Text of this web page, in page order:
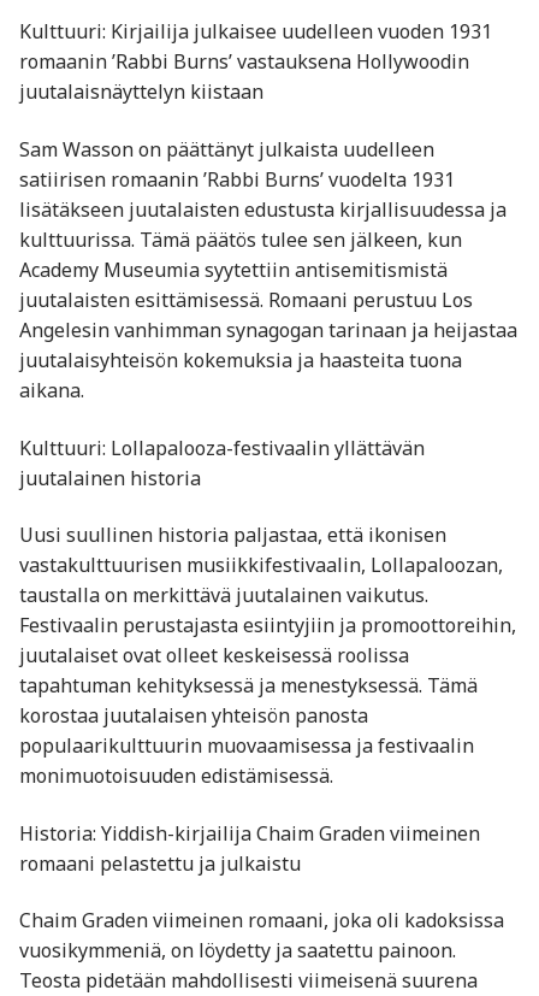
Kulttuuri: Kirjailija julkaisee uudelleen vuoden 1931
romaanin ’Rabbi Burns’ vastauksena Hollywoodin
juutalaisnäyttelyn kiistaan
Sam Wasson on päättänyt julkaista uudelleen
satiirisen romaanin ’Rabbi Burns’ vuodelta 1931
lisätäkseen juutalaisten edustusta kirjallisuudessa ja
kulttuurissa. Tämä päätös tulee sen jälkeen, kun
Academy Museumia syytettiin antisemitismistä
juutalaisten esittämisessä. Romaani perustuu Los
Angelesin vanhimman synagogan tarinaan ja heijastaa
juutalaisyhteisön kokemuksia ja haasteita tuona
aikana. ​
Kulttuuri: Lollapalooza-festivaalin yllättävän
juutalainen historia
Uusi suullinen historia paljastaa, että ikonisen
vastakulttuurisen musiikkifestivaalin, Lollapaloozan,
taustalla on merkittävä juutalainen vaikutus.
Festivaalin perustajasta esiintyjiin ja promoottoreihin,
juutalaiset ovat olleet keskeisessä roolissa
tapahtuman kehityksessä ja menestyksessä. Tämä
korostaa juutalaisen yhteisön panosta
populaarikulttuurin muovaamisessa ja festivaalin
monimuotoisuuden edistämisessä. ​
Historia: Yiddish-kirjailija Chaim Graden viimeinen
romaani pelastettu ja julkaistu
Chaim Graden viimeinen romaani, joka oli kadoksissa
vuosikymmeniä, on löydetty ja saatettu painoon.
Teosta pidetään mahdollisesti viimeisenä suurena